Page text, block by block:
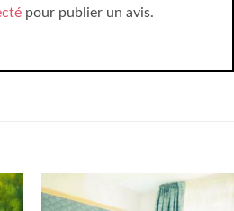
pour publier un avis.